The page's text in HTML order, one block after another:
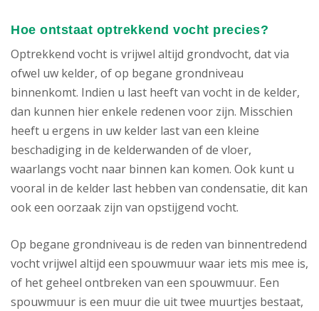
Hoe ontstaat optrekkend vocht precies?
Optrekkend vocht is vrijwel altijd grondvocht, dat via
ofwel uw kelder, of op begane grondniveau
binnenkomt. Indien u last heeft van vocht in de kelder,
dan kunnen hier enkele redenen voor zijn. Misschien
heeft u ergens in uw kelder last van een kleine
beschadiging in de kelderwanden of de vloer,
waarlangs vocht naar binnen kan komen. Ook kunt u
vooral in de kelder last hebben van condensatie, dit kan
ook een oorzaak zijn van opstijgend vocht.
Op begane grondniveau is de reden van binnentredend
vocht vrijwel altijd een spouwmuur waar iets mis mee is,
of het geheel ontbreken van een spouwmuur. Een
spouwmuur is een muur die uit twee muurtjes bestaat,